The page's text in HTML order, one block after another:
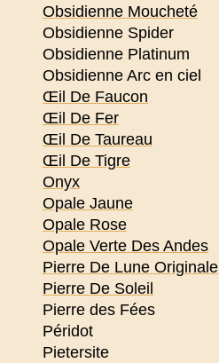
Obsidienne Moucheté
Obsidienne Spider
Obsidienne Platinum
Obsidienne Arc en ciel
Œil De Faucon
Œil De Fer
Œil De Taureau
Œil De Tigre
Onyx
Opale Jaune
Opale Rose
Opale Verte Des Andes
Pierre De Lune Originale
Pierre De Soleil
Pierre des Fées
Péridot
Pietersite